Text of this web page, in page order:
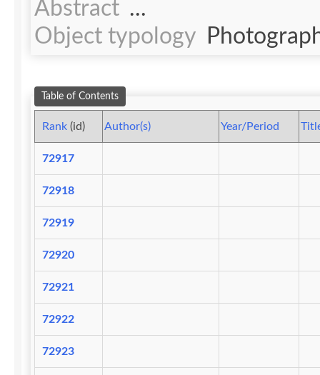
Abstract ...
Object typology
Table of Contents
Rank(id) Author(s) Year/Period
72917
72918
72919
72920
72921
72922
72923